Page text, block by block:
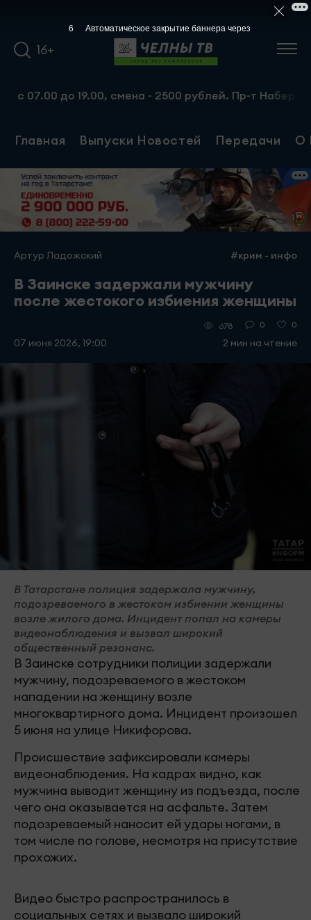
16+
до 19.00, смена - 2500 рублей. Пр-т
Главная Выпуски Новостей Передачи О
Артур Ладожский #крим - инфо
В Заинске задержали мужчину
после жестокого избиения женщины
07 июня 2026, 19:00
678 0 0
2 мин на чтение
В Татарстане полиция задержала мужчину,
подозреваемого в жестоком избиении женщины
возле жилого дома. Инцидент попал на камеры
видеонаблюдения и вызвал широкий
общественный резонанс.
В Заинске сотрудники полиции задержали
мужчину, подозреваемого в жестоком
нападении на женщину возле
многоквартирного дома. Инцидент произошел
5 июня на улице Никифорова.
Происшествие зафиксировали камеры
видеонаблюдения. На кадрах видно, как
мужчина выводит женщину из подъезда, после
чего она оказывается на асфальте. Затем
подозреваемый наносит ей удары ногами, в
том числе по голове, несмотря на присутствие
прохожих.
Видео быстро распространилось в
социальных сетях и вызвало широкий
5 Автоматическое закрытие баннера через